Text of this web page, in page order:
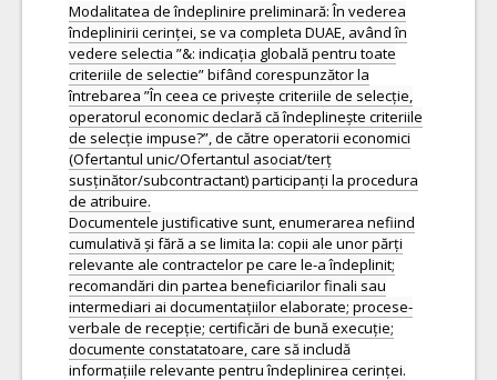
Modalitatea de îndeplinire preliminară: În vederea
îndeplinirii cerinței, se va completa DUAE, având în
vedere selectia ”&: indicația globală pentru toate
criteriile de selectie” bifând corespunzător la
întrebarea ”În ceea ce privește criteriile de selecție,
operatorul economic declară că îndeplinește criteriile
de selecție impuse?”, de către operatorii economici
(Ofertantul unic/Ofertantul asociat/terț
susținător/subcontractant) participanți la procedura
de atribuire.
Documentele justificative sunt, enumerarea nefiind
cumulativă și fără a se limita la: copii ale unor părți
relevante ale contractelor pe care le-a îndeplinit;
recomandări din partea beneficiarilor finali sau
intermediari ai documentațiilor elaborate; procese-
verbale de recepție; certificări de bună execuție;
documente constatatoare, care să includă
informațiile relevante pentru îndeplinirea cerinței.